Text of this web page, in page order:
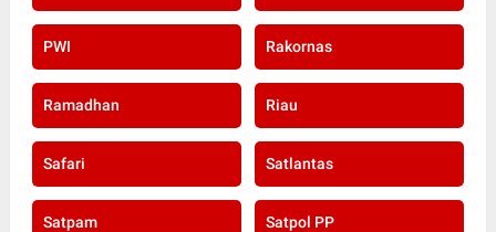
PWI Rakornas
Ramadhan Riau
Safari Satlantas
Satpam Satpol PP